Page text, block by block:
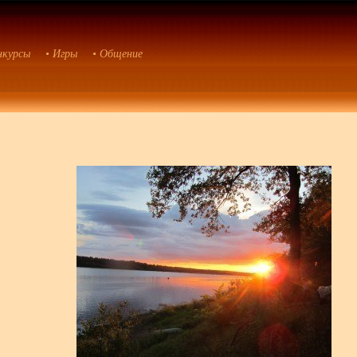
• Игры • Общение